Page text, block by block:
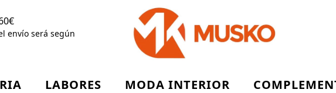
envío será según
LABORES MODA INTERIOR